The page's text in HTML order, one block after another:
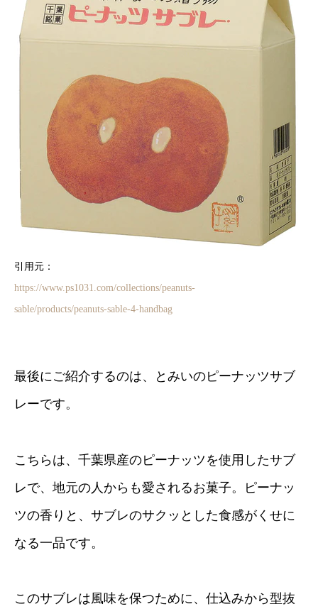
引用元：
https://www.ps1031.com/collections/peanuts-
sable/products/peanuts-sable-4-handbag
最後にご紹介するのは、とみいのピーナッツサブ
レーです。
こちらは、千葉県産のピーナッツを使用したサブ
レで、地元の人からも愛されるお菓子。ピーナッ
ツの香りと、サブレのサクッとした食感がくせに
なる一品です。
このサブレは風味を保つために、仕込みから型抜